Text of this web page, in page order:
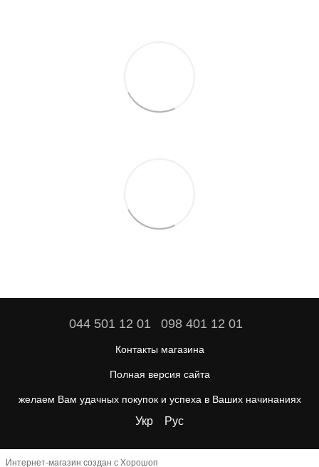
044 501 12 01 098 401 12 01
Контакты магазина
Полная версия сайта
желаем Вам удачных покупок и успеха в Ваших начинаниях
Укр Рус
Интернет-магазин создан с Хорошоп